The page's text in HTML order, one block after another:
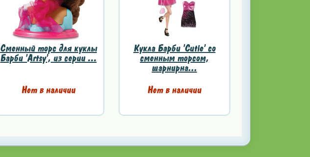
Сменный торс для куклы
Барби 'Artsy', из серии ...
Нет в наличии
Кукла Барби 'Cutie' со
сменным торсом,
шарнирна...
Нет в наличии